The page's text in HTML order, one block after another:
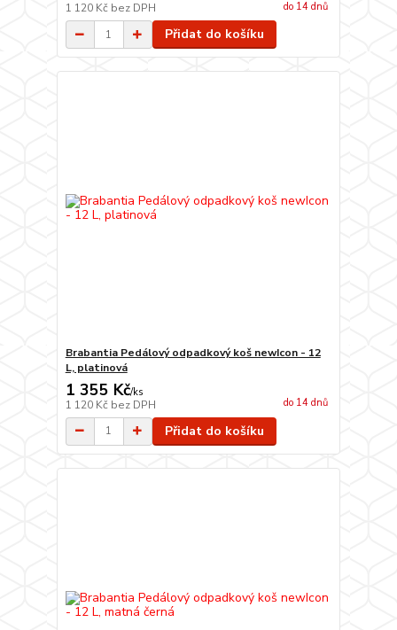
1 120 Kč bez DPH do 14 dnů
Přidat do košíku
Brabantia Pedálový odpadkový koš newIcon - 12
L, platinová
1 355 Kč/ks
1 120 Kč bez DPH do 14 dnů
Přidat do košíku